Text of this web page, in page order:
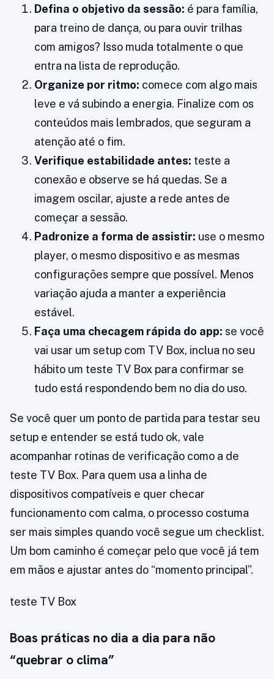
Defina o objetivo da sessão: é para família,
para treino de dança, ou para ouvir trilhas
com amigos? Isso muda totalmente o que
entra na lista de reprodução.
Organize por ritmo: comece com algo mais
leve e vá subindo a energia. Finalize com os
conteúdos mais lembrados, que seguram a
atenção até o fim.
Verifique estabilidade antes: teste a
conexão e observe se há quedas. Se a
imagem oscilar, ajuste a rede antes de
começar a sessão.
Padronize a forma de assistir: use o mesmo
player, o mesmo dispositivo e as mesmas
configurações sempre que possível. Menos
variação ajuda a manter a experiência
estável.
Faça uma checagem rápida do app: se você
vai usar um setup com TV Box, inclua no seu
hábito um teste TV Box para confirmar se
tudo está respondendo bem no dia do uso.
Se você quer um ponto de partida para testar seu
setup e entender se está tudo ok, vale
acompanhar rotinas de verificação como a de
teste TV Box. Para quem usa a linha de
dispositivos compatíveis e quer checar
funcionamento com calma, o processo costuma
ser mais simples quando você segue um checklist.
Um bom caminho é começar pelo que você já tem
em mãos e ajustar antes do “momento principal”.
teste TV Box
Boas práticas no dia a dia para não
“quebrar o clima”